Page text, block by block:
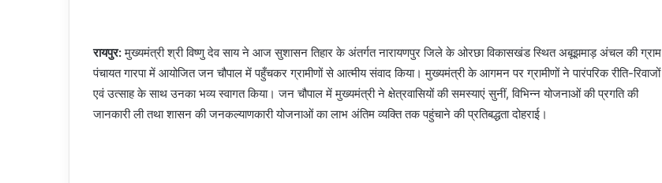
रायपुर:मुख्यमंत्री श्री विष्णु देव साय ने आज सुशासन तिहार के अंतर्गत नारायणपुर जिले के ओरछा विकासखंड स्थित अबूझमाड़ अंचल की ग्राम
पंचायत गारपा में आयोजित जन चौपाल में पहुँचकर ग्रामीणों से आत्मीय संवाद किया। मुख्यमंत्री के आगमन पर ग्रामीणों ने पारंपरिक रीति-रिवाजों
एवं उत्साह के साथ उनका भव्य स्वागत किया। जन चौपाल में मुख्यमंत्री ने क्षेत्रवासियों की समस्याएं सुनीं, विभिन्न योजनाओं की प्रगति की
जानकारी ली तथा शासन की जनकल्याणकारी योजनाओं का लाभ अंतिम व्यक्ति तक पहुंचाने की प्रतिबद्धता दोहराई।